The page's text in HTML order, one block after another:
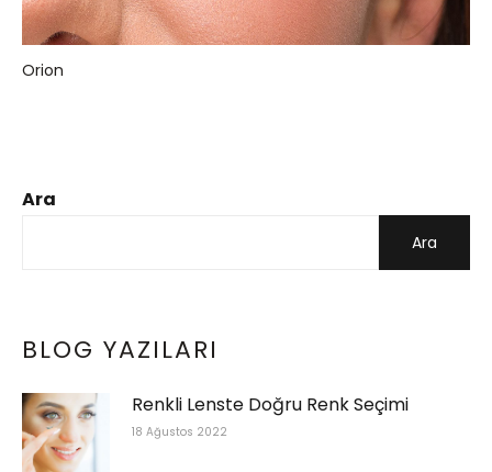
Ara
Ara
BLOG YAZILARI
Renkli Lenste Doğru Renk Seçimi
18 Ağustos 2022
Orion